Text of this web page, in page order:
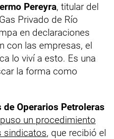
Pereyra, titular del
Privado de Río
en declaraciones
con las empresas, el
lo viví a esto. Es una
la forma como
de Operarios Petroleras
un procedimiento
sindicatos, que recibió el